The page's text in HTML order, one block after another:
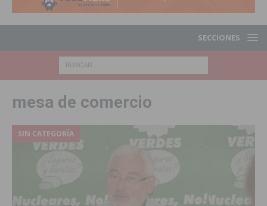
SECCIONES
mesa de comercio
SIN CATEGORÍA